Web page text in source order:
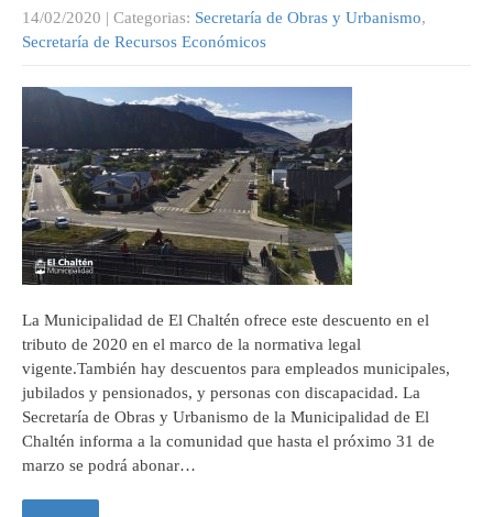
14/02/2020 | Categorias: Secretaría de Obras y Urbanismo,
Secretaría de Recursos Económicos
La Municipalidad de El Chaltén ofrece este descuento en el
tributo de 2020 en el marco de la normativa legal
vigente.También hay descuentos para empleados municipales,
jubilados y pensionados, y personas con discapacidad. La
Secretaría de Obras y Urbanismo de la Municipalidad de El
Chaltén informa a la comunidad que hasta el próximo 31 de
marzo se podrá abonar…